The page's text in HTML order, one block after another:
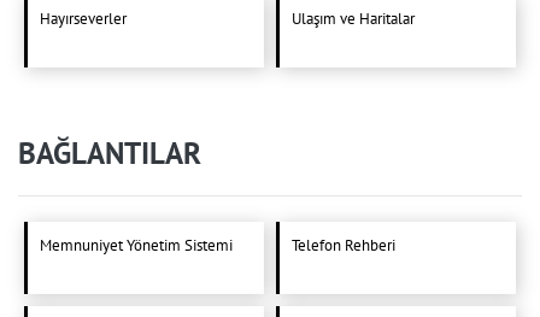
Hayırseverler Ulaşım ve Haritalar
BAĞLANTILAR
Memnuniyet Yönetim Sistemi Telefon Rehberi